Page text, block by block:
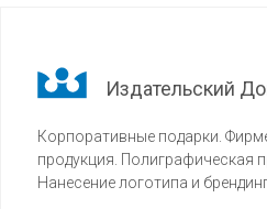
Издательский
Корпоративные подарки.
продукция. Полиграфическая
Нанесение логотипа и